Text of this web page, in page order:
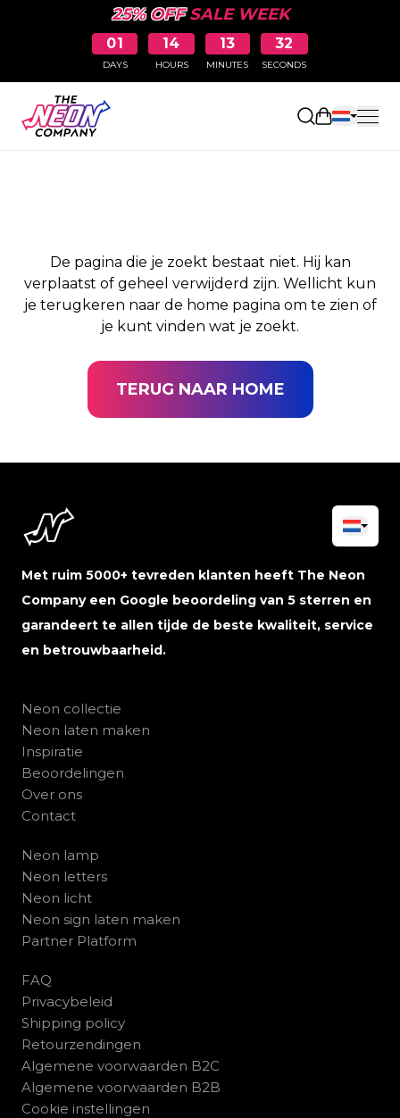
25% OFFSALE WEEK
01
DAYS
14
HOURS
13
MINUTES
32
SECONDS
PAGINA NIET
De pagina die je zoekt bestaat niet. Hij kan
verplaatst of geheel verwijderd zijn. Wellicht kun
je terugkeren naar de home pagina om te zien of
je kunt vinden wat je zoekt.
TERUG NAAR HOME
Met ruim 5000+ tevreden klanten heeft The Neon
Company een Google beoordeling van 5 sterren en
garandeert te allen tijde de beste kwaliteit, service
en betrouwbaarheid.
Neon collectie
Neon laten maken
Inspiratie
Beoordelingen
Over ons
Contact
Neon lamp
Neon letters
Neon licht
Neon sign laten maken
Partner Platform
FAQ
Privacybeleid
Shipping policy
Retourzendingen
Algemene voorwaarden B2C
Algemene voorwaarden B2B
Cookie instellingen